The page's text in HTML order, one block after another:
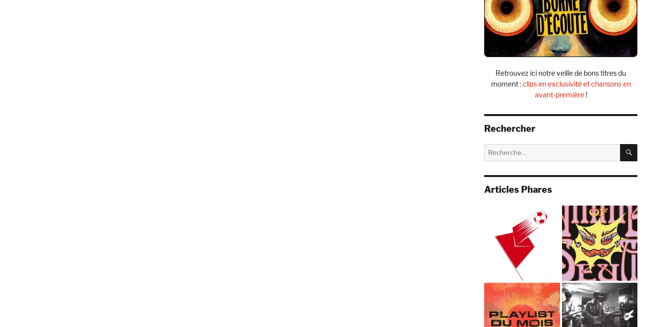
Retrouvez ici notre veille de bons titres du
moment :clips en exclusivité et chansons en
avant-première!
Rechercher
Recherche
pour :
Articles Phares